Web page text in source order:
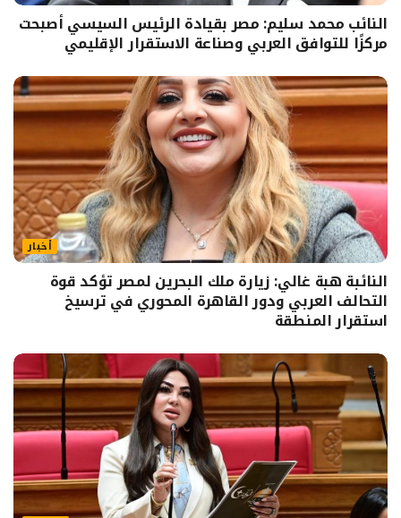
النائب محمد سليم: مصر بقيادة الرئيس السيسي أصبحت
مركزًا للتوافق العربي وصناعة الاستقرار الإقليمي
أخبار
النائبة هبة غالي: زيارة ملك البحرين لمصر تؤكد قوة
التحالف العربي ودور القاهرة المحوري في ترسيخ
استقرار المنطقة